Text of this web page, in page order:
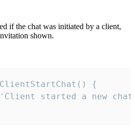
if the chat was initiated by a client,
shown.
{
started a new